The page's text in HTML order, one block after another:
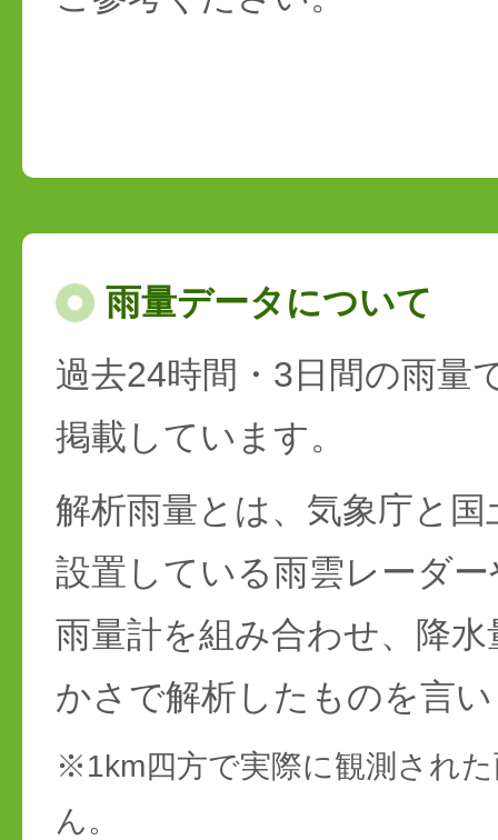
雨量データについて
過去24時間・3日間の雨量
掲載しています。
解析雨量とは、気象庁と
設置している雨雲レーダ
雨量計を組み合わせ、降
かさで解析したものを言
※1km四方で実際に観測され
ん。